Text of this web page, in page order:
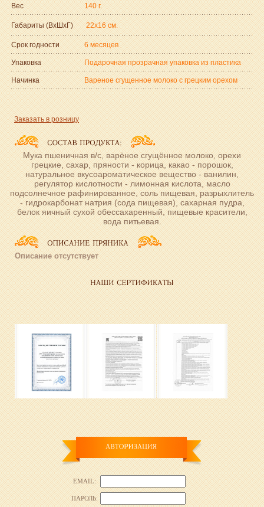
Вес 140 г.
Габариты (ВxШxГ) 22x16 см.
Срок годности 6 месяцев
Упаковка Подарочная прозрачная упаковка из пластика
Начинка Вареное сгущенное молоко с грецким орехом
Заказать в розницу
Мука пшеничная в/с, варёное сгущённое молоко, орехи
грецкие, сахар, пряности - корица, какао - порошок,
натуральное вкусоароматическое вещество - ванилин,
регулятор кислотности - лимонная кислота, масло
подсолнечное рафинированное, соль пищевая, разрыхлитель
- гидрокарбонат натрия (сода пищевая), сахарная пудра,
белок яичный сухой обессахаренный, пищевые красители,
вода питьевая.
Описание отсутствует
EMAIL:
ПАРОЛЬ: